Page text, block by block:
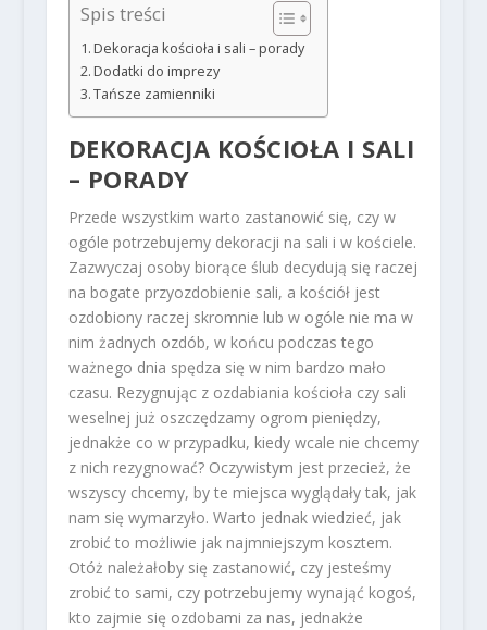
Spis treści
Dekoracja kościoła i sali – porady
Dodatki do imprezy
Tańsze zamienniki
DEKORACJA KOŚCIOŁA I SALI
– PORADY
Przede wszystkim warto zastanowić się, czy w
ogóle potrzebujemy dekoracji na sali i w kościele.
Zazwyczaj osoby biorące ślub decydują się raczej
na bogate przyozdobienie sali, a kościół jest
ozdobiony raczej skromnie lub w ogóle nie ma w
nim żadnych ozdób, w końcu podczas tego
ważnego dnia spędza się w nim bardzo mało
czasu. Rezygnując z ozdabiania kościoła czy sali
weselnej już oszczędzamy ogrom pieniędzy,
jednakże co w przypadku, kiedy wcale nie chcemy
z nich rezygnować? Oczywistym jest przecież, że
wszyscy chcemy, by te miejsca wyglądały tak, jak
nam się wymarzyło. Warto jednak wiedzieć, jak
zrobić to możliwie jak najmniejszym kosztem.
Otóż należałoby się zastanowić, czy jesteśmy
zrobić to sami, czy potrzebujemy wynająć kogoś,
kto zajmie się ozdobami za nas, jednakże